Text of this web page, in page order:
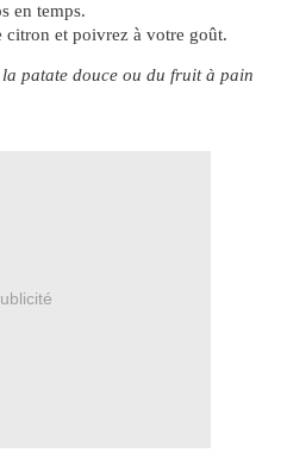
en temps.
citron et poivrez à votre goût.
patate douce ou du fruit à pain